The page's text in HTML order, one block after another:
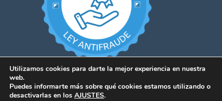
Utilizamos cookies para darte la mejor experiencia en nuestra
web.
Puedes informarte más sobre qué cookies estamos utilizando o
desactivarlas en los AJUSTES.